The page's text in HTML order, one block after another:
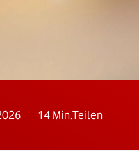
14Min.Teilen